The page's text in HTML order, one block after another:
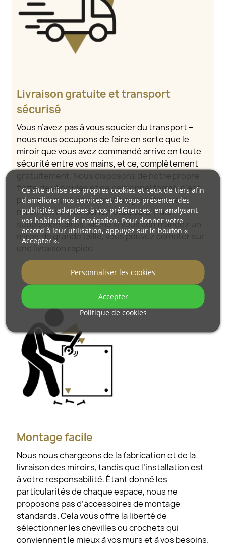
Livraison gratuite et transport
sécurisé
Vous n’avez pas à vous soucier du transport –
nous nous occupons de faire en sorte que le
miroir que vous avez commandé arrive en toute
sécurité entre vos mains, et ce, complètement
gratuitement. Nous disposons de notre propre
flotte de véhicules et de personnel formé, c’est
pourquoi nous pouvons vous garantir que le
miroir arrivera en parfait état, sans frais
supplémentaires. Même si vous commandez un
miroir de grande taille, vous pouvez compter sur
une livraison rapide.
Découvrez comment nous emballons nos
miroirs.
Montage facile
Nous nous chargeons de la fabrication et de la
livraison des miroirs, tandis que l’installation est
à votre responsabilité. Étant donné les
particularités de chaque espace, nous ne
proposons pas d’accessoires de montage
standards. Cela vous offre la liberté de
sélectionner les chevilles ou crochets qui
conviennent le mieux à vos murs et à vos besoins.
Ce site utilise ses propres cookies et ceux de tiers afin
d'améliorer nos services et de vous présenter des
publicités adaptées à vos préférences, en analysant
vos habitudes de navigation. Pour donner votre
accord à leur utilisation, appuyez sur le bouton «
Accepter ».
Politique de cookies
Personnaliser les cookies
Accepter